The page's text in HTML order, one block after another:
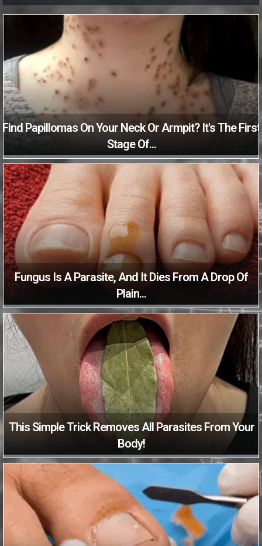
Find Papillomas On Your Neck Or Armpit? It's The First
Stage Of...
Fungus Is A Parasite, And It Dies From A Drop Of
Plain...
This Simple Trick Removes All Parasites From Your
Body!